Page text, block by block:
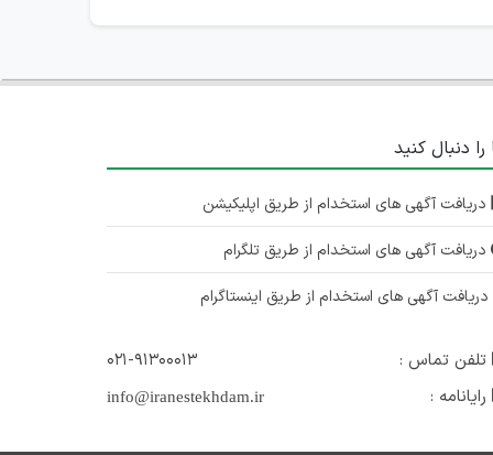
را دنبال کنید
دریافت آگهی های استخدام از طریق اپلیکیشن
دریافت آگهی های استخدام از طریق تلگرام
دریافت آگهی های استخدام از طریق اینستاگرام
تلفن تماس :
۰۲۱-۹۱۳۰۰۰۱۳
رایانامه :
info@iranestekhdam.ir